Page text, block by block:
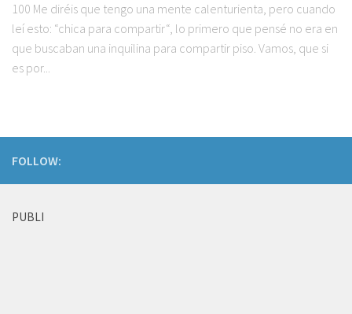
100 Me diréis que tengo una mente calenturienta, pero cuando
leí esto: “chica para compartir“, lo primero que pensé no era en
que buscaban una inquilina para compartir piso. Vamos, que si
es por...
FOLLOW:
PUBLI